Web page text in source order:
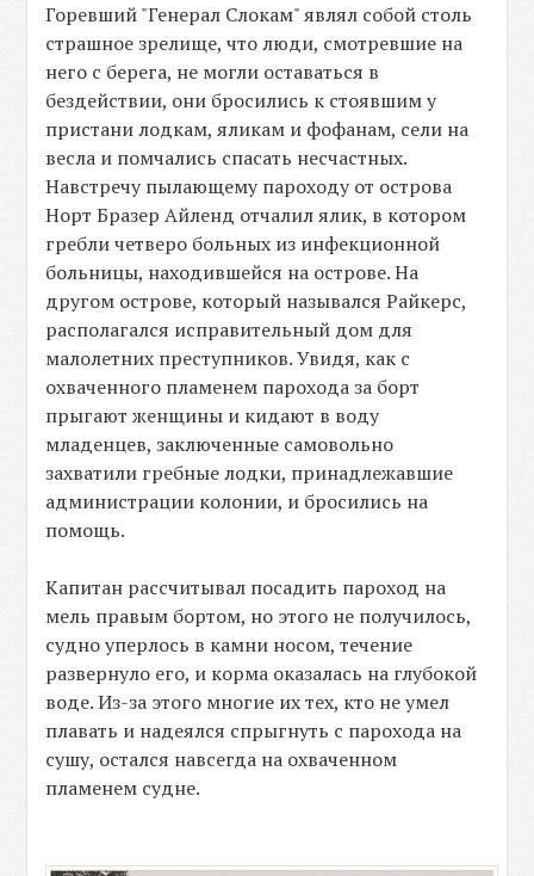
Горевший "Генерал Слокам" являл собой столь
страшное зрелище, что люди, смотревшие на
него с берега, не могли оставаться в
бездействии, они бросились к стоявшим у
пристани лодкам, яликам и фофанам, сели на
весла и помчались спасать несчастных.
Навстречу пылающему пароходу от острова
Норт Бразер Айленд отчалил ялик, в котором
гребли четверо больных из инфекционной
больницы, находившейся на острове. На
другом острове, который назывался Райкерс,
располагался исправительный дом для
малолетних преступников. Увидя, как с
охваченного пламенем парохода за борт
прыгают женщины и кидают в воду
младенцев, заключенные самовольно
захватили гребные лодки, принадлежавшие
администрации колонии, и бросились на
помощь.
Капитан рассчитывал посадить пароход на
мель правым бортом, но этого не получилось,
судно уперлось в камни носом, течение
развернуло его, и корма оказалась на глубокой
воде. Из-за этого многие их тех, кто не умел
плавать и надеялся спрыгнуть с парохода на
сушу, остался навсегда на охваченном
пламенем судне.